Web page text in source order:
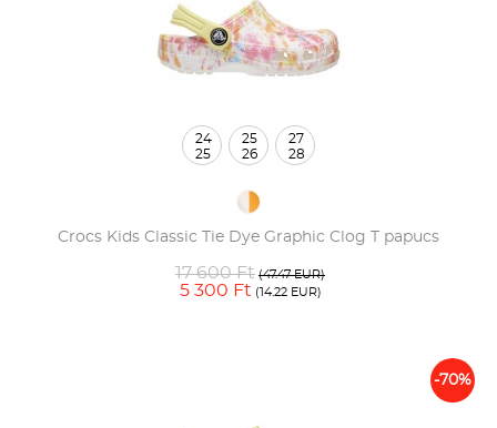
Crocs Kids Classic Tie Dye Graphic Clog T papucs
17 600 Ft (47.47 EUR)
5 300 Ft (14.22 EUR)
24
25
25
26
27
28
-70%